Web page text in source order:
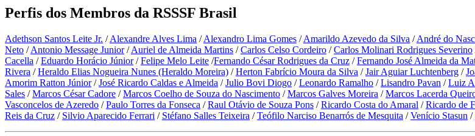
Perfis dos Membros da RSSSF Brasil
Adethson Santos Leite Jr. /Alexandre Alves Lima /Alexandro Lima Gomes /Amarildo Azevedo da Silva /André do
Neto /Antonio Message Junior/Auriel de Almeida Martins /Carlos Celso Cordeiro /Carlos Molinari Rodrigues Severino
Cacella /Eduardo Horácio Júnior/Felipe Melo Leite /Fernando César Rodrigues da Cruz /Fernando José Almeida da
Rivera /Heraldo Elias Nogueira Nunes (Heraldo Moreira) /Herton Fabrício Moura da Silva /Jair Aguiar Luchtenberg /
Amorim Ratton Júnior/José Ricardo Caldas e Almeida /Julio Bovi Diogo /Leonardo Ramalho /Lisandro Pavan /Luiz
Sales /Marcos César Cadore /Marcos Coelho de Souza do Nascimento /Marcos Galves Moreira /Marcos Lacerda
Vasconcelos de Azeredo /Paulo Torres da Fonseca /Raul Otávio de Souza Pons /Ricardo Costa do Amaral /Ricardo de
Reis da Cruz / Silvio Aparecido Ferrari / Stéfano Salles Teixeira /Teófilo Narciso Benarrós de Mesquita /Venício Stasun /